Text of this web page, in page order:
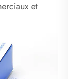
et